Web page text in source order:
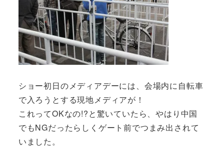
ショー初日のメディアデーには、会場内に自転車
で入ろうとする現地メディアが！
これってOKなの!?と驚いていたら、やはり中国
でもNGだったらしくゲート前でつまみ出されて
いました。